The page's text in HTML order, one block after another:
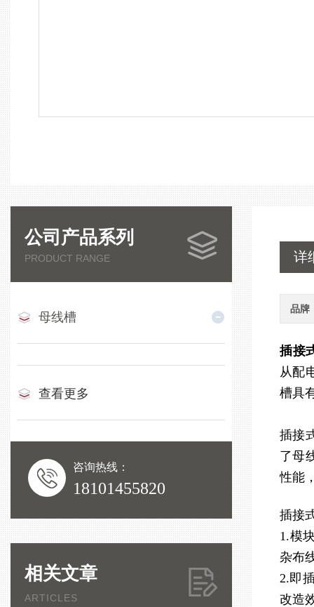
公司产品系列
PRODUCT RANGE
母线槽
查看更多
咨询热线：
18101455820
相关文章
ARTICLES
详
品牌
插接
从配
槽具
插接
了母
性能
插接
1.模
杂布
2.即
改造